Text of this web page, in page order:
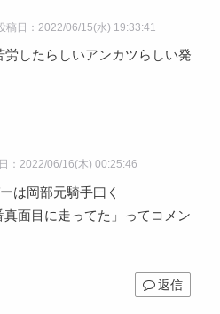
稿日：2022/06/15(水) 19:33:41
労したらしいアンカツらしい発
：2022/06/16(木) 00:25:46
は岡部元騎手曰く
真面目に走ってた」ってコメン
返信